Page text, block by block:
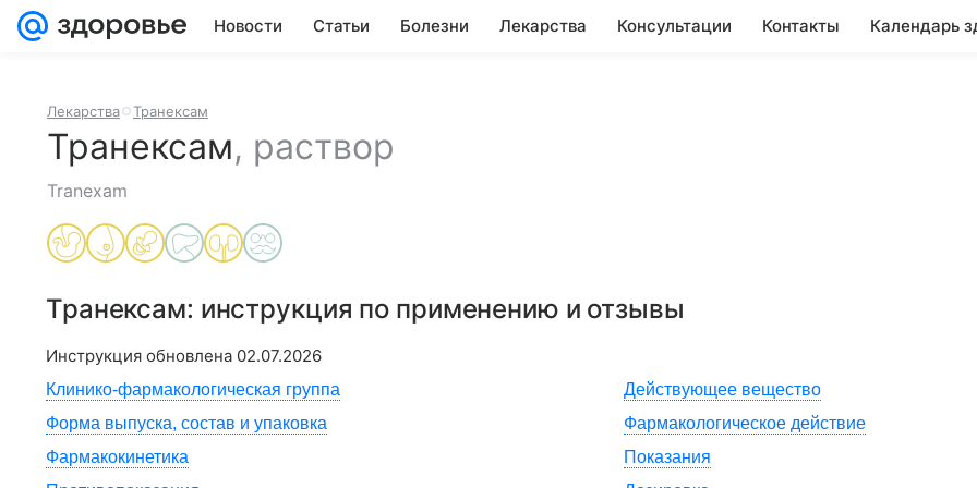
Новости Статьи Болезни Лекарства Консультации Контакты Календарь
Лекарства Транексам
Транексам, раствор
Tranexam
Транексам: инструкция по применению и отзывы
Инструкция обновлена 02.07.2026
Клинико-фармакологическая группа
Действующее вещество
Форма выпуска, состав и упаковка
Фармакологическое действие
Фармакокинетика
Показания